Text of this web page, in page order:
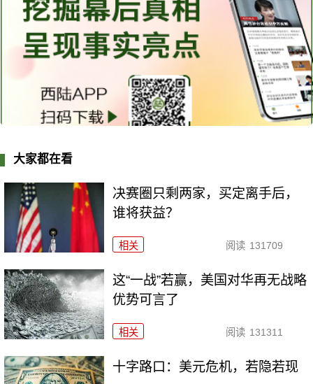
大家都在看
决赛圈只剩两家，买定离手后，
谁将获益？
相关 阅读 131709
这“一战”若赢，美国对华再无战略
优势可言了
相关 阅读 131311
十字路口：美元危机，若隐若现